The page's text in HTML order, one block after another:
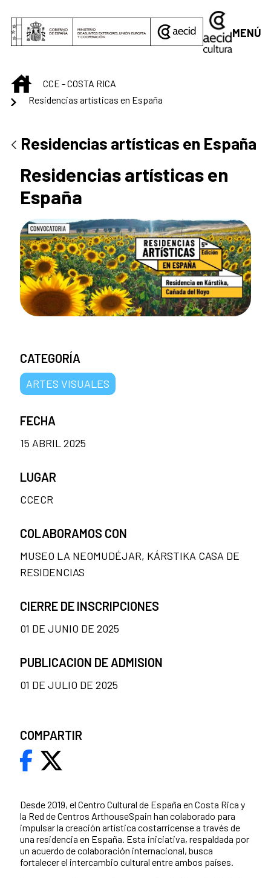
MENÚ
INICIO
CCE - COSTA RICA
Residencias artísticas en España
Residencias artísticas en España
Residencias artísticas en
España
Desde 2019, el Centro Cultural de España en Costa Rica y
la Red de Centros ArthouseSpain han colaborado para
impulsar la creación artística costarricense a través de
una residencia en España. Esta iniciativa, respaldada por
un acuerdo de colaboración internacional, busca
fortalecer el intercambio cultural entre ambos países.
CATEGORÍA
ARTES VISUALES
FECHA
15 ABRIL 2025
LUGAR
CCECR
COLABORAMOS CON
MUSEO LA NEOMUDÉJAR, KÁRSTIKA CASA DE
RESIDENCIAS
CIERRE DE INSCRIPCIONES
01 DE JUNIO DE 2025
PUBLICACION DE ADMISION
01 DE JULIO DE 2025
COMPARTIR